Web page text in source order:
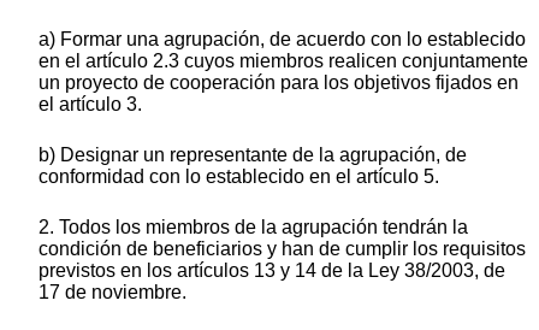
a) Formar una agrupación, de acuerdo con lo establecido
en el artículo 2.3 cuyos miembros realicen conjuntamente
un proyecto de cooperación para los objetivos fijados en
el artículo 3.
b) Designar un representante de la agrupación, de
conformidad con lo establecido en el artículo 5.
2. Todos los miembros de la agrupación tendrán la
condición de beneficiarios y han de cumplir los requisitos
previstos en los artículos 13 y 14 de la Ley 38/2003, de
17 de noviembre.